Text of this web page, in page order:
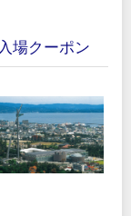
場クーポン